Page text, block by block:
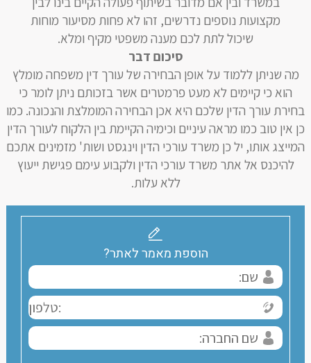
מקצועות נוספים נדרשים, זהו לא פחות מסיעור מוחות
שיכול לתת לכם מענה משפטי מקיף ומלא.
סיכום דבר
מה שניתן ללמוד על אופן הבחירה של עורך דין משפחה מומלץ
הוא כי קיימים לא מעט פרמטרים אשר בזכותם ניתן לומר כי
בחירת עורך הדין שלכם היא אכן הבחירה המומלצת והנכונה. כמו
כן אין טוב כמו מראה עיניים וכימיה הקיימת בין הלקוח לעורך הדין
המייצג אותו, יל כן משרד עורכי הדין וינגסט ושות' מזמינים אתכם
להיכנס אל אתר משרד עורכי הדין ולקבוע עימם פגישת ייעוץ
ללא עלות.
הוספת מאמר לאתר?